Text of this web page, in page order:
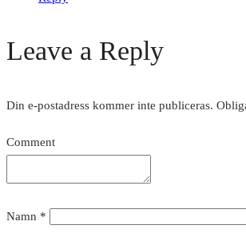
Leave a Reply
Din e-postadress kommer inte publiceras.
Comment
Namn *